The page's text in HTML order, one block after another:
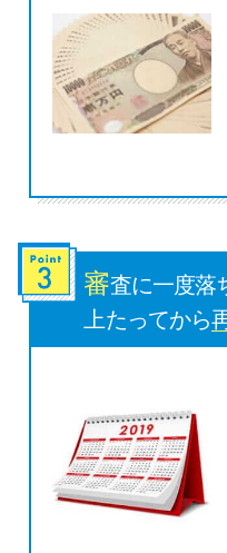
種類や特徴で
銀行
の理由
種類
その他コラム
今月
は解
処法3
家賃
審査に一度落
上たってから